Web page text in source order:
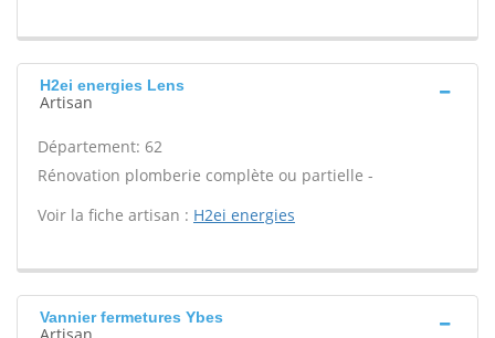
H2ei energies Lens
Artisan
Département: 62
Rénovation plomberie complète ou partielle -
Voir la fiche artisan : H2ei energies
Vannier fermetures Ybes